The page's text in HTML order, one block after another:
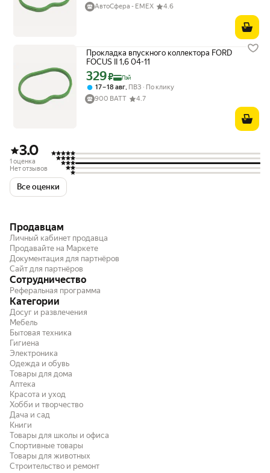
АвтоСфера - ЕМЕХ
4.6
Прокладка впускного коллектора FORD
FOCUS II 1,6 04-11
Цена с картой Яндекс Пэй 329 ₽ вместо
329₽ Пэй
17 – 18 авг ПВЗ
По клику
900 ВАТТ
4.7
3.0
1 оценка
Нет отзывов
Все оценки
Продавцам
Личный кабинет продавца
Продавайте на Маркете
Документация для партнёров
Сайт для партнёров
Сотрудничество
Реферальная программа
Категории
Досуг и развлечения
Мебель
Бытовая техника
Гигиена
Электроника
Одежда и обувь
Товары для дома
Аптека
Красота и уход
Хобби и творчество
Дача и сад
Книги
Товары для школы и офиса
Спортивные товары
Товары для животных
Строительство и ремонт